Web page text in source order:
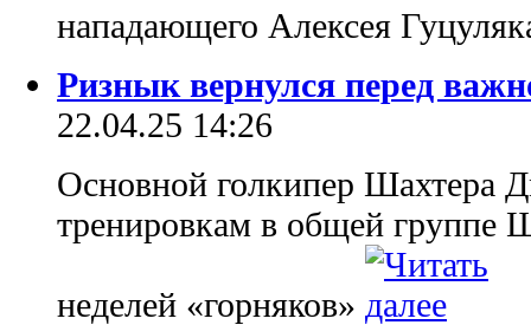
нападающего Алексея
Ризнык вернулся перед
22.04.25 14:26
Основной голкипер Шахтера
тренировкам в общей группе
неделей «горняков»